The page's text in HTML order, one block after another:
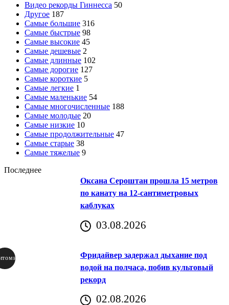
Видео рекорды Гиннесса 50
Другое 187
Самые большие 316
Самые быстрые 98
Самые высокие 45
Самые дешевые 2
Самые длинные 102
Самые дорогие 127
Самые короткие 5
Самые легкие 1
Самые маленькие 54
Самые многочисленные 188
Самые молодые 20
Самые низкие 10
Самые продолжительные 47
Самые старые 38
Самые тяжелые 9
Последнее
Оксана Сероштан прошла 15 метров
по канату на 12-сантиметровых
каблуках
03.08.2026
Фридайвер задержал дыхание под
водой на полчаса, побив культовый
рекорд
02.08.2026